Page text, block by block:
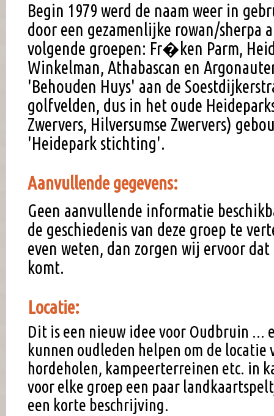
Begin 1979 werd de naam weer in
door een gezamenlijke rowan/sherpa
volgende groepen: Fr�ken Parm,
Winkelman, Athabascan en
'Behouden Huys' aan de
golfvelden, dus in het oude
Zwervers, Hilversumse Zwervers)
'Heidepark stichting'.
Aanvullende gegevens:
Geen aanvullende informatie
de geschiedenis van deze groep te
even weten, dan zorgen wij ervoor
komt.
Locatie:
Dit is een nieuw idee voor Oudbruin
kunnen oudleden helpen om de locatie
hordeholen, kampeerterreinen etc. in
voor elke groep een paar
een korte beschrijving.